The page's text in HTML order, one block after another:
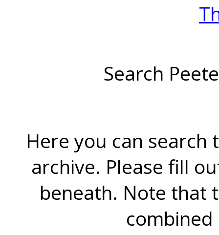
Search
Here you can search
archive. Please fill
beneath. Note that
combined